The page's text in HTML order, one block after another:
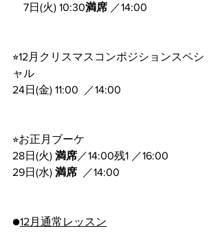
    7日(火) 10:30
満席 ／14:00
⭐︎12月クリスマスコンポジションスペシ
ャル
24日(金) 11:00  ／14:00
⭐︎お正月ブーケ
28日(火) 満席／14:00残1 ／16:00
29日(水) 満席
  ／14:00
●12月通常レッスン